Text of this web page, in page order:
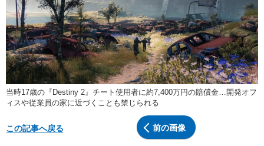
当時17歳の『Destiny 2』チート使用者に約7,400万円の賠償金…開発オフ
ィスや従業員の家に近づくことも禁じられる
前の画像
この記事へ戻る